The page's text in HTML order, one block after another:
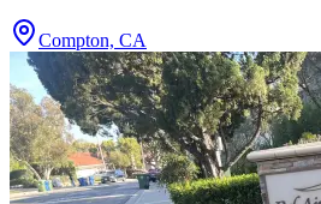
Compton, CA